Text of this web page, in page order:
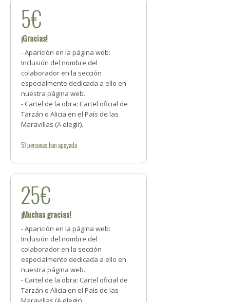
5€
¡Gracias!
- Aparición en la página web:
Inclusión del nombre del
colaborador en la sección
especialmente dedicada a ello en
nuestra página web.
- Cartel de la obra: Cartel oficial de
Tarzán o Alicia en el País de las
Maravillas (A elegir).
51personashan apoyado
25€
¡Muchas gracias!
- Aparición en la página web:
Inclusión del nombre del
colaborador en la sección
especialmente dedicada a ello en
nuestra página web.
- Cartel de la obra: Cartel oficial de
Tarzán o Alicia en el País de las